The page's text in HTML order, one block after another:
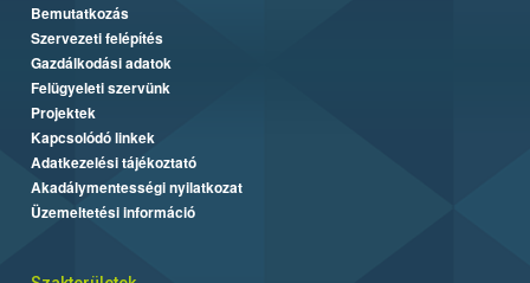
Bemutatkozás
Szervezeti felépítés
Gazdálkodási adatok
Felügyeleti szervünk
Projektek
Kapcsolódó linkek
Adatkezelési tájékoztató
Akadálymentességi nyilatkozat
Üzemeltetési információ